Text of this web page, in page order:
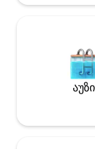
აუზი